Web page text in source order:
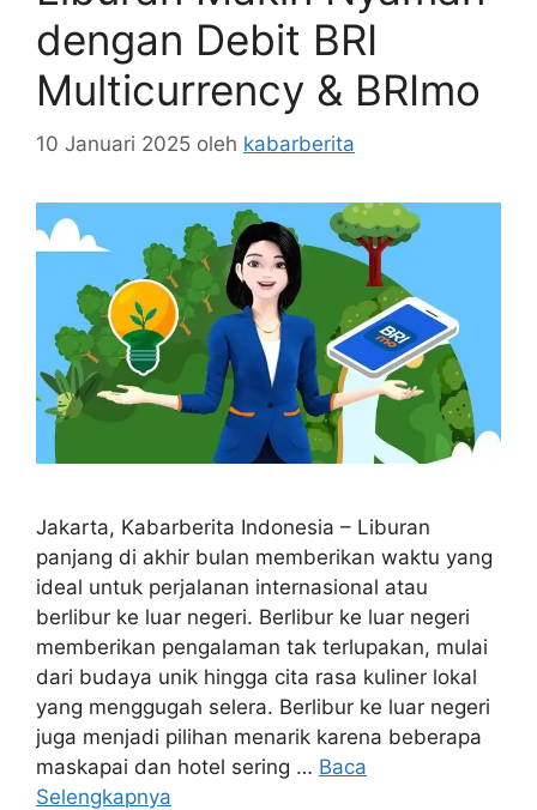
dengan Debit BRI
Multicurrency & BRImo
10 Januari 2025 oleh kabarberita
Jakarta, Kabarberita Indonesia – Liburan
panjang di akhir bulan memberikan waktu yang
ideal untuk perjalanan internasional atau
berlibur ke luar negeri. Berlibur ke luar negeri
memberikan pengalaman tak terlupakan, mulai
dari budaya unik hingga cita rasa kuliner lokal
yang menggugah selera. Berlibur ke luar negeri
juga menjadi pilihan menarik karena beberapa
maskapai dan hotel sering … Baca
Selengkapnya